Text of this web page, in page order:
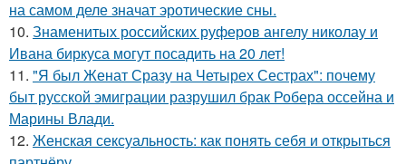
на самом деле значат эротические сны.
10. Знаменитых российских руферов ангелу николау и
Ивана биркуса могут посадить на 20 лет!
11. "Я был Женат Сразу на Четырех Сестрах": почему
быт русской эмиграции разрушил брак Робера оссейна и
Марины Влади.
12. Женская сексуальность: как понять себя и открыться